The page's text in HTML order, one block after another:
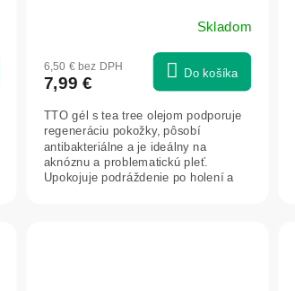
Skladom
6,50 € bez DPH
7,99 € Do košíka
TTO gél s tea tree olejom podporuje
regeneráciu pokožky, pôsobí
antibakteriálne a je ideálny na
aknóznu a problematickú pleť.
Upokojuje podráždenie po holení a